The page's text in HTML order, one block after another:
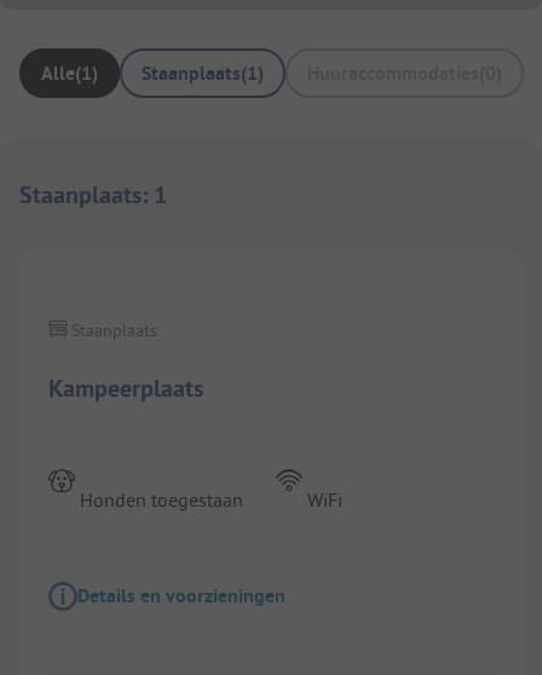
Alle(1) Staanplaats(1)
Staanplaats: 1
Kampeerplaats
Staanplaats
Honden toegestaan WiFi
Details en voorzieningen